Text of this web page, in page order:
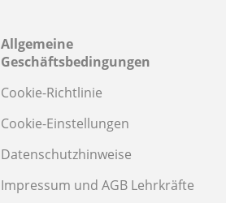
Allgemeine
Geschäftsbedingungen
Cookie-Richtlinie
Cookie-Einstellungen
Datenschutzhinweise
Impressum und AGB Lehrkräfte